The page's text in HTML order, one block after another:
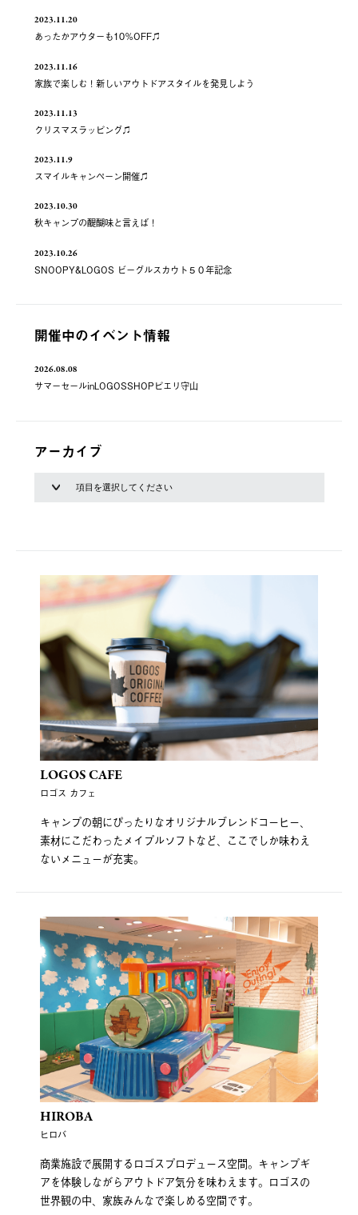
2023.11.20
あったかアウターも10％OFF♫
2023.11.16
家族で楽しむ！新しいアウトドアスタイルを発見しよう
2023.11.13
クリスマスラッピング♫
2023.11.9
スマイルキャンペーン開催♫
2023.10.30
秋キャンプの醍醐味と言えば！
2023.10.26
SNOOPY&LOGOS ビーグルスカウト５０年記念
開催中のイベント情報
2026.08.08
サマーセールinLOGOSSHOPピエリ守山
アーカイブ
LOGOS CAFE
ロゴス カフェ
キャンプの朝にぴったりなオリジナルブレンドコーヒー、
素材にこだわったメイプルソフトなど、ここでしか味わえ
ないメニューが充実。
HIROBA
ヒロバ
商業施設で展開するロゴスプロデュース空間。キャンプギ
アを体験しながらアウトドア気分を味わえます。ロゴスの
世界観の中、家族みんなで楽しめる空間です。